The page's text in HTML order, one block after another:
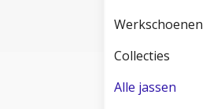
Werkschoenen
Collecties
Alle jassen